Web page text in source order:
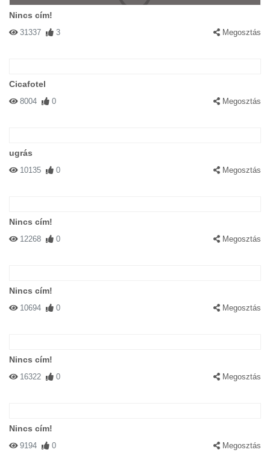
Nincs cím!
31337 3 Megosztás
Cicafotel
8004 0 Megosztás
ugrás
10135 0 Megosztás
Nincs cím!
12268 0 Megosztás
Nincs cím!
10694 0 Megosztás
Nincs cím!
16322 0 Megosztás
Nincs cím!
9194 0 Megosztás